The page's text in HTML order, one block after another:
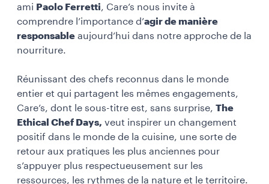
ami Paolo Ferretti, Care’s nous invite à
comprendre l’importance d’agir de manière
responsable aujourd’hui dans notre approche de la
nourriture.
Réunissant des chefs reconnus dans le monde
entier et qui partagent les mêmes engagements,
Care’s, dont le sous-titre est, sans surprise, The
Ethical Chef Days, veut inspirer un changement
positif dans le monde de la cuisine, une sorte de
retour aux pratiques les plus anciennes pour
s’appuyer plus respectueusement sur les
ressources, les rythmes de la nature et le territoire.